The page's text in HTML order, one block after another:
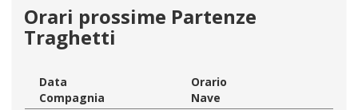
Orari prossime Partenze
Traghetti
Data
Orario
Compagnia
Nave